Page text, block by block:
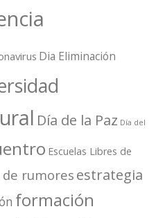
Dia Eliminación
Día de la Paz Día del
Escuelas Libres de
rumores estrategia
formación